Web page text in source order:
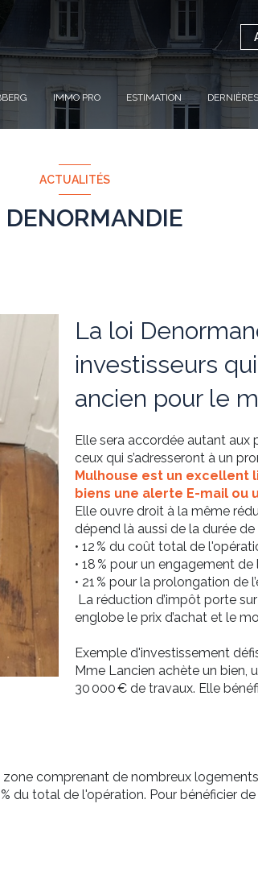
IMMO PRO ESTIMATION
ACTUALITÉS
DENORMANDIE
La loi
investisseurs
ancien pour le
Elle sera accordée autant aux
ceux qui s’adresseront à un
Mulhouse est un excellent
biens une alerte E-mail ou
Elle ouvre droit à la même
dépend là aussi de la durée
• 12 % du coût total de
• 18 % pour un engagement
• 21 % pour la prolongation de
La réduction d’impôt porte sur
englobe le prix d’achat et le
Exemple d'investissement
Mme Lancien achète un bien,
30 000 € de travaux. Elle
comprenant de nombreux
du total de l'opération. Pour bénéficier